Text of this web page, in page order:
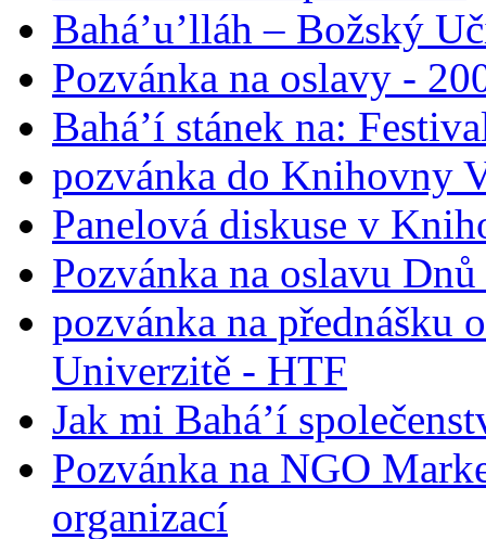
Bahá’u’lláh – Božský
Pozvánka na oslavy -
Bahá’í stánek na:
pozvánka do Knihovny
Panelová diskuse v
Pozvánka na oslavu
pozvánka na přednášku
Univerzitě - HTF
Jak mi Bahá’í
Pozvánka na NGO
organizací